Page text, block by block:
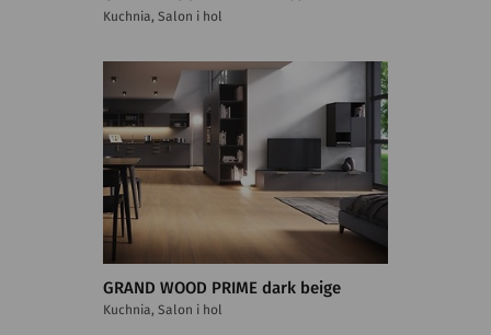
Kuchnia, Salon i hol
GRAND WOOD PRIME dark beige
Kuchnia, Salon i hol